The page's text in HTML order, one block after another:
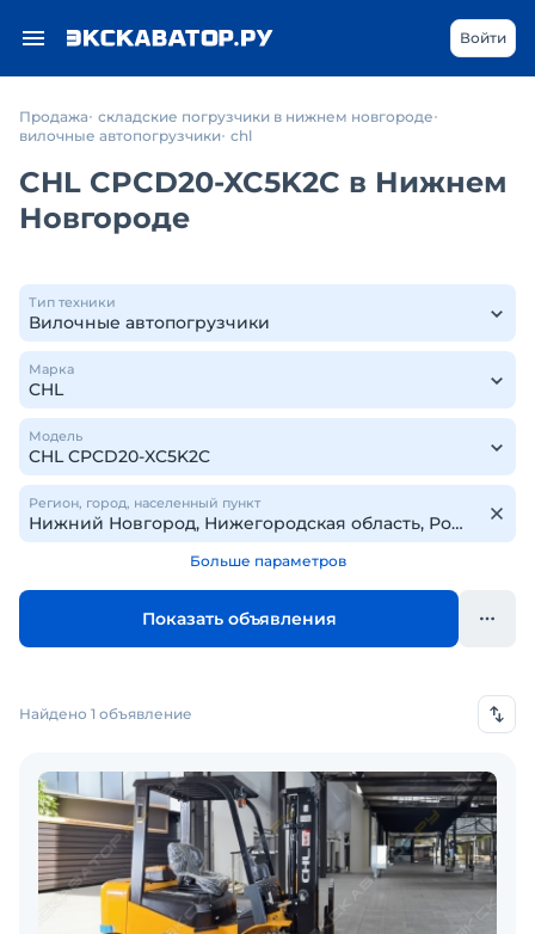
Войти
Продажа складские погрузчики в нижнем новгороде
вилочные автопогрузчики chl
CHL CPCD20-XC5K2C в Нижнем
Новгороде
Тип техники
Марка
Модель
Регион, город, населенный пункт
Больше параметров
Показать объявления
Найдено 1 объявление